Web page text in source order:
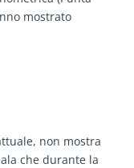
mostrato
non mostra
che durante la